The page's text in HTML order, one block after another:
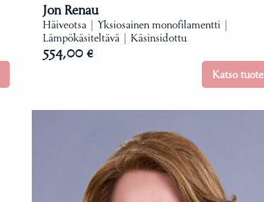
Jon Renau
Häiveotsa | Yksiosainen monofilamentti |
Lämpökäsiteltävä | Käsinsidottu
554,00 €
Katso tuote